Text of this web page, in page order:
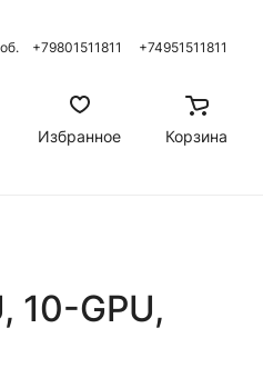
+79801511811 +74951511811
Избранное Корзина
10-GPU,